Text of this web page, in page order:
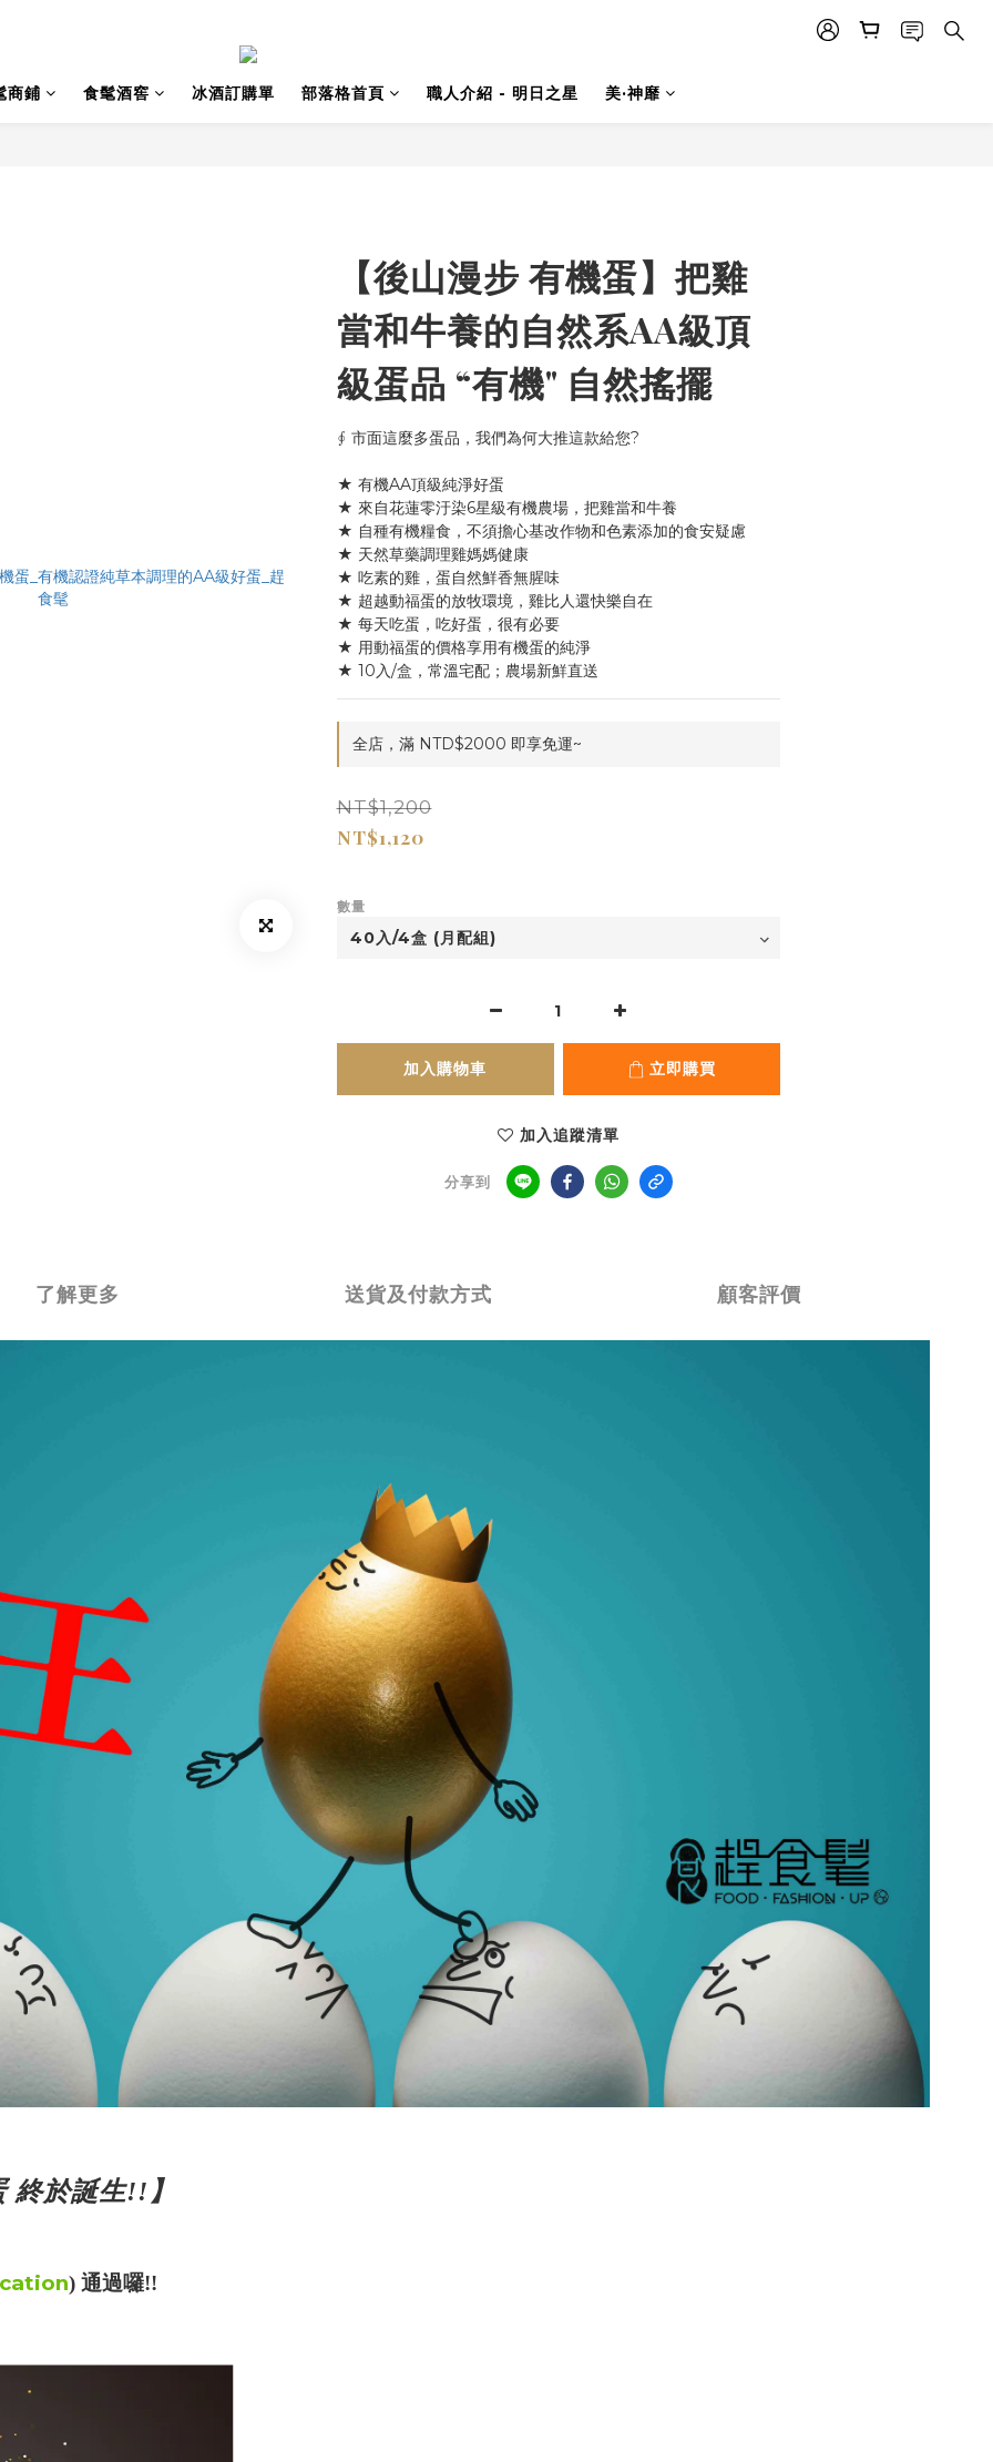
商鋪 食髦酒窖 冰酒訂購單 部落格首頁 職人介紹 - 明日之星 美·神靡
【後山漫步 有機蛋】把雞
當和牛養的自然系AA級頂
級蛋品 “有機" 自然搖擺
∮ 市面這麼多蛋品，我們為何大推這款給您?
★ 有機AA頂級純淨好蛋
★ 來自花蓮零汙染6星級有機農場，把雞當和牛養
★ 自種有機糧食，不須擔心基改作物和色素添加的食安疑慮
★ 天然草藥調理雞媽媽健康
★ 吃素的雞，蛋自然鮮香無腥味
★ 超越動福蛋的放牧環境，雞比人還快樂自在
★ 每天吃蛋，吃好蛋，很有必要
★ 用動福蛋的價格享用有機蛋的純淨
★ 10入/盒，常溫宅配；農場新鮮直送
全店，滿 NTD$2000 即享免運~
NT$1,200
NT$1,120
數量
加入購物車 立即購買
加入追蹤清單
分享到
了解更多 送貨及付款方式 顧客評價
於誕生!!】
) 通過囉!!